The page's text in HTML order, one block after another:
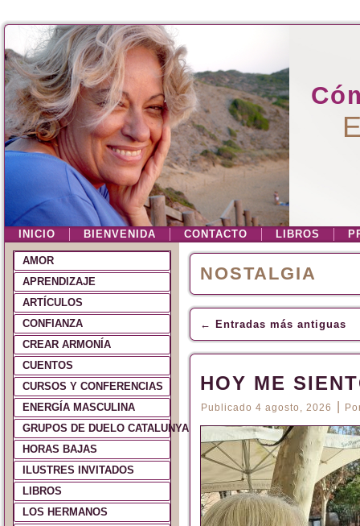
INICIO BIENVENIDA CONTACTO LIBROS
AMOR
APRENDIZAJE
ARTÍCULOS
CONFIANZA
CREAR ARMONÍA
CUENTOS
CURSOS Y CONFERENCIAS
ENERGÍA MASCULINA
GRUPOS DE DUELO CATALUNYA Y ESPAÑA
HORAS BAJAS
ILUSTRES INVITADOS
LIBROS
LOS HERMANOS
NOSTALGIA
← Entradas más antiguas
HOY ME
Publicado 4 agosto, 2026